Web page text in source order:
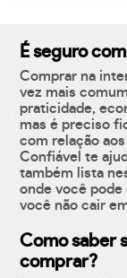
É seguro
Comprar na
vez mais
praticidade,
mas é preciso
com relação
Confiável te
também lista
onde você pode
você não cair
Como saber
comprar?